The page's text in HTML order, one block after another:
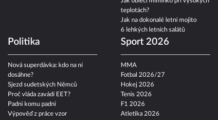
zatmění slunce a další
Jak obléci miminko při vysokých
teplotách?
6 lehkých letních salátů
Politika
Nová superdávka: kdo na ní
dosáhne?
Sjezd sudetských Němců
Proč vláda zavádí EET?
Sport 2026
MMA
Fotbal 2026/27
Hokej 2026
Tenis 2026